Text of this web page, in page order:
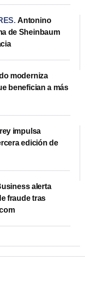
. Antonino
de Sheinbaum
moderniza
benefician a más
impulsa
edición de
alerta
fraude tras